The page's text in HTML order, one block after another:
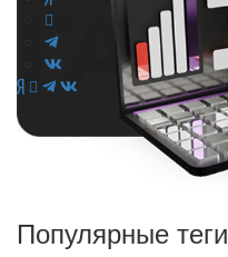
Популярные теги